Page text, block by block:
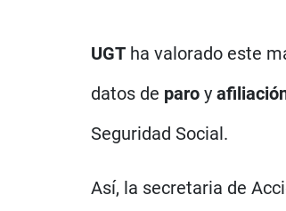
UGT ha valorado este
datos de paro y
Seguridad Social.
Así, la secretaria de